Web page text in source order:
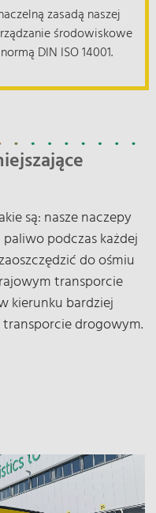
zasadą naszej
środowiskowe
DIN ISO 14001.
są: nasze naczepy
podczas każdej
do ośmiu
transporcie
kierunku bardziej
drogowym.